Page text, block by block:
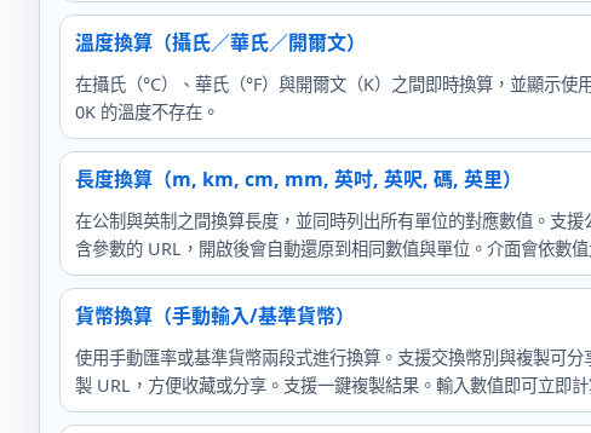
溫度換算（攝氏／華氏／開爾文）
在攝氏（°C）、華氏（°F）與開爾文（K）之間即時換算，並顯示
0K 的溫度不存在。
長度換算（m, km, cm, mm, 英吋, 英呎, 碼, 英里）
在公制與英制之間換算長度，並同時列出所有單位的對應數值。支
含參數的 URL，開啟後會自動還原到相同數值與單位。介面會依數
貨幣換算（手動輸入/基準貨幣）
使用手動匯率或基準貨幣兩段式進行換算。支援交換幣別與複製可
製 URL，方便收藏或分享。支援一鍵複製結果。輸入數值即可立即